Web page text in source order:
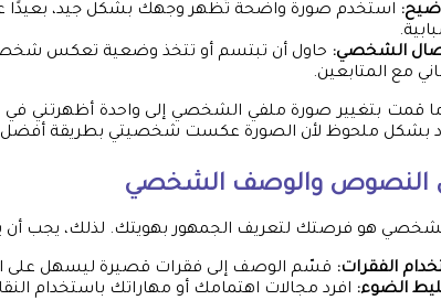
استخدم صورة واضحة تُظهر وجهك بشكل جيد، بعيدًا عن
الشخصي: حاول أن تبتسم أو تتخذ وضعية تعكس
مع المتابعين.
قمت بتغيير صورة ملفي الشخصي إلى واحدة أظهرتني
بشكل ملحوظ لأن الصورة عكست شخصيتي بطريقة
النصوص والوصف الشخصي
هو فرصتك لتعريف الجمهور بهويتك. لذلك، يجب أن
الفقرات: قسّم الوصف إلى فقرات قصيرة ليسهل على
الضوء: افرد مجالات اهتمامك أو مهاراتك باستخدام